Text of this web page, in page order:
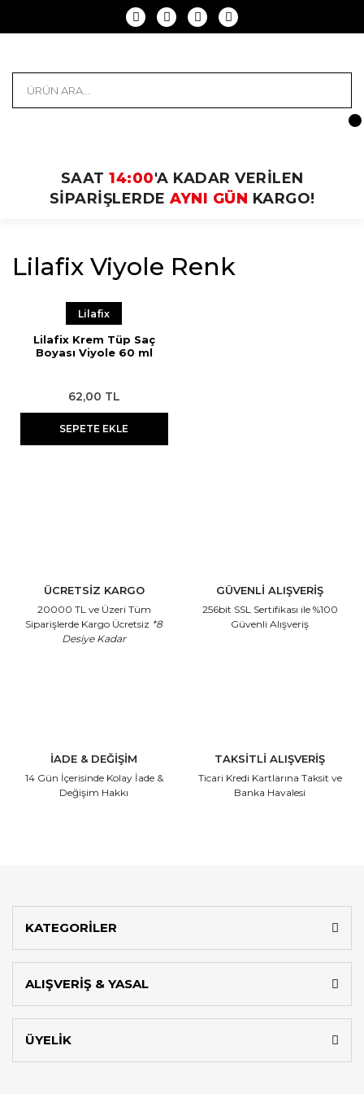
SAAT 14:00'A KADAR VERİLEN
SİPARİŞLERDE AYNI GÜN KARGO!
Lilafix Viyole Renk
Lilafix
Lilafix Krem Tüp Saç
Boyası Viyole 60 ml
62,00 TL
SEPETE EKLE
ÜCRETSİZ KARGO
20000 TL ve Üzeri Tüm
Siparişlerde Kargo Ücretsiz *8
Desiye Kadar
GÜVENLİ ALIŞVERİŞ
256bit SSL Sertifikası ile %100
Güvenli Alışveriş
İADE & DEĞİŞİM
14 Gün İçerisinde Kolay İade &
Değişim Hakkı
TAKSİTLİ ALIŞVERİŞ
Ticari Kredi Kartlarına Taksit ve
Banka Havalesi
KATEGORİLER
ALIŞVERİŞ & YASAL
ÜYELİK